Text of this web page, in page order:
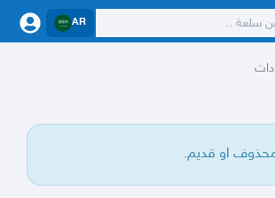
AR
او قديم.